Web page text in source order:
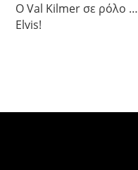
Ο Val Kilmer σε ρόλο …
Elvis!